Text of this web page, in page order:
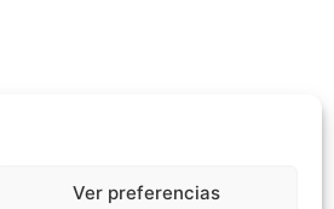
Ver preferencias